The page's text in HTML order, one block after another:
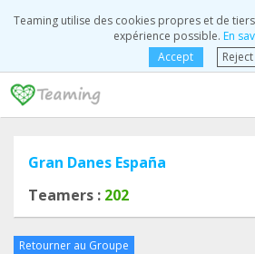
Teaming utilise des cookies propres et de
expérience possible. En
Accept
Reject
Gran Danes España
Teamers : 202
Retourner au Groupe